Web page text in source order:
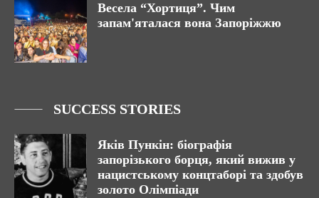
Весела “Хортиця”. Чим
запам'яталася вона Запоріжжю
SUCCESS STORIES
Яків Пункін: біографія
запорізького борця, який вижив у
нацистському концтаборі та здобув
золото Олімпіади